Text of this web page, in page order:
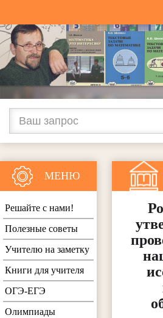
МЕНЮ
Решайте с нами!
Полезные советы
Учителю на заметку
Книги для учителя
ОГЭ-ЕГЭ
Олимпиады